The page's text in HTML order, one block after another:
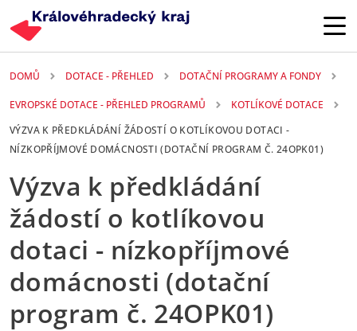
DOMŮ DOTACE - PŘEHLED DOTAČNÍ PROGRAMY A FONDY
EVROPSKÉ DOTACE - PŘEHLED PROGRAMŮ
KOTLÍKOVÉ DOTACE
VÝZVA K PŘEDKLÁDÁNÍ ŽÁDOSTÍ O KOTLÍKOVOU DOTACI -
NÍZKOPŘÍJMOVÉ DOMÁCNOSTI (DOTAČNÍ PROGRAM Č. 24OPK01)
Výzva k předkládání
žádostí o kotlíkovou
dotaci - nízkopříjmové
domácnosti (dotační
program č. 24OPK01)